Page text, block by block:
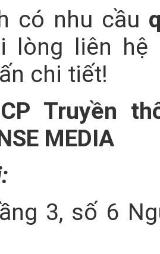
có nhu cầu
lòng liên hệ
chi tiết!
Truyền
MEDIA
3, số 6